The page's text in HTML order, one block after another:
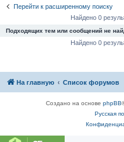
Перейти к расширенному поиску
Найдено 0
Подходящих тем или сообщений не
Найдено 0
На главную Список форумов
Создано на основе phpBB
Русская